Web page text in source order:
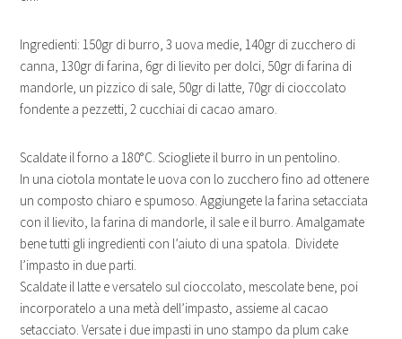
Ingredienti: 150gr di burro, 3 uova medie, 140gr di zucchero di
canna, 130gr di farina, 6gr di lievito per dolci, 50gr di farina di
mandorle, un pizzico di sale, 50gr di latte, 70gr di cioccolato
fondente a pezzetti, 2 cucchiai di cacao amaro.
Scaldate il forno a 180°C. Sciogliete il burro in un pentolino.
In una ciotola montate le uova con lo zucchero fino ad ottenere
un composto chiaro e spumoso. Aggiungete la farina setacciata
con il lievito, la farina di mandorle, il sale e il burro. Amalgamate
bene tutti gli ingredienti con l’aiuto di una spatola. Dividete
l’impasto in due parti.
Scaldate il latte e versatelo sul cioccolato, mescolate bene, poi
incorporatelo a una metà dell’impasto, assieme al cacao
setacciato. Versate i due impasti in uno stampo da plum cake